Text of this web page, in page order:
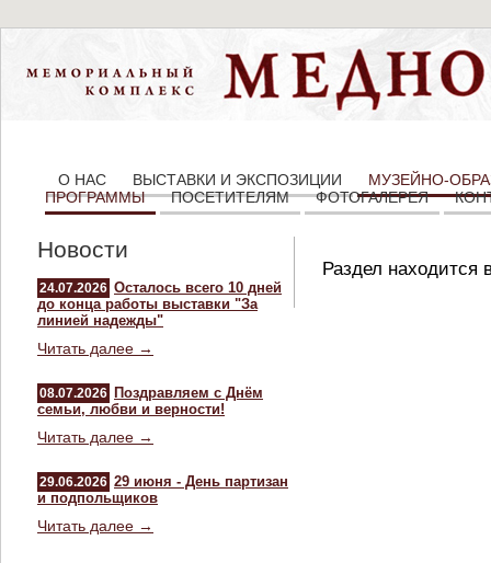
О НАС ВЫСТАВКИ И ЭКСПОЗИЦИИ
МУЗЕЙНО-
ПРОГРАММЫ
ПОСЕТИТЕЛЯМ ФОТОГАЛЕРЕЯ
Новости
24.07.2026 Осталось всего 10 дней
до конца работы выставки "За
линией надежды"
Читать далее →
08.07.2026 Поздравляем с Днём
семьи, любви и верности!
Читать далее →
29.06.2026 29 июня - День партизан
и подпольщиков
Читать далее →
Раздел находится